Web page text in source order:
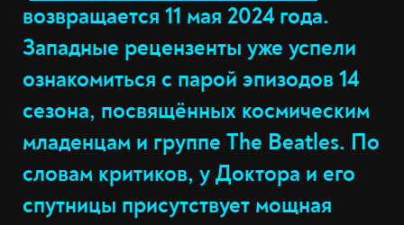
возвращается 11 мая 2024 года.
Западные рецензенты уже успели
ознакомиться с парой эпизодов 14
сезона, посвящённых космическим
младенцам и группе The Beatles. По
словам критиков, у Доктора и его
спутницы присутствует мощная